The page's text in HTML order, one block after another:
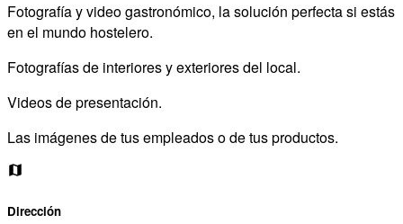
Fotografía y video gastronómico, la solución perfecta si estás
en el mundo hostelero.
Fotografías de interiores y exteriores del local.
Videos de presentación.
Las imágenes de tus empleados o de tus productos.
Dirección